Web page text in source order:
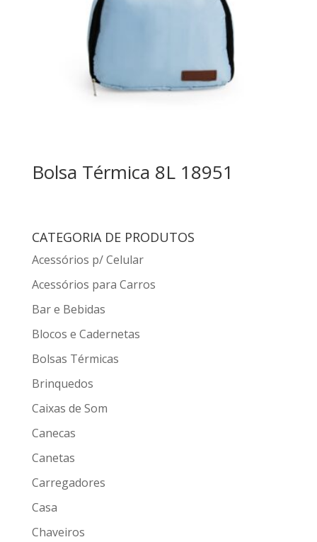
Bolsa Térmica 8L 18951
CATEGORIA DE PRODUTOS
Acessórios p/ Celular
Acessórios para Carros
Bar e Bebidas
Blocos e Cadernetas
Bolsas Térmicas
Brinquedos
Caixas de Som
Canecas
Canetas
Carregadores
Casa
Chaveiros